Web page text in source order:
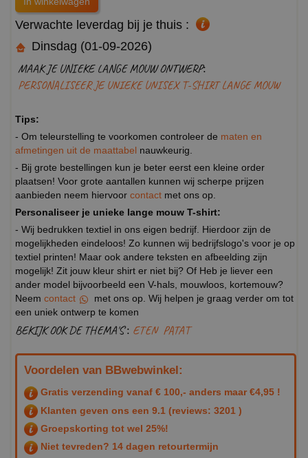
Verwachte leverdag bij je thuis :
Dinsdag (01-09-2026)
MAAK JE UNIEKE LANGE MOUW ONTWERP:
PERSONALISEER JE UNIEKE UNISEX T-SHIRT LANGE MOUW
Tips:
- Om teleurstelling te voorkomen controleer de maten en
afmetingen uit de maattabel nauwkeurig.
- Bij grote bestellingen kun je beter eerst een kleine order
plaatsen! Voor grote aantallen kunnen wij scherpe prijzen
aanbieden neem hiervoor contact met ons op.
Personaliseer je unieke lange mouw T-shirt:
- Wij bedrukken textiel in ons eigen bedrijf. Hierdoor zijn de
mogelijkheden eindeloos! Zo kunnen wij bedrijfslogo's voor je op
textiel printen! Maar ook andere teksten en afbeelding zijn
mogelijk! Zit jouw kleur shirt er niet bij? Of Heb je liever een
ander model bijvoorbeeld een V-hals, mouwloos, kortemouw?
Neem contact
met ons op. Wij helpen je graag verder om tot
een uniek ontwerp te komen
BEKIJK OOK DE THEMA'S : ETEN PATAT
Voordelen van BBwebwinkel:
Gratis verzending vanaf € 100,- anders maar €4,95 !
Klanten geven ons een 9.1 (reviews: 3201 )
Groepskorting tot wel 25%!
Niet tevreden? 14 dagen retourtermijn